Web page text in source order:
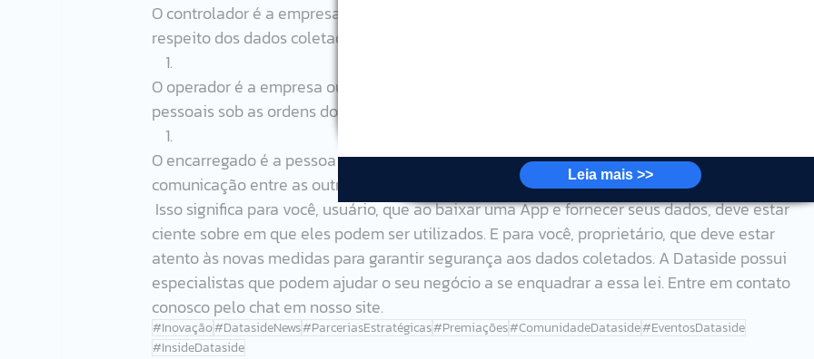
Leia mais >>
O controlador é a empresa ou pessoa física que coleta os dados pessoais e toma decisões a
respeito dos dados coletados.
O operador é a empresa ou pessoa física que faz o tratamento e o processamento dos dados
pessoais sob as ordens do controlador.
O encarregado é a pessoa física que foi indicada pelo controlador e atua como o canal de
comunicação entre as outras partes.
ciente sobre em que eles podem ser utilizados. E para você, proprietário, que deve estar
atento às novas medidas para garantir segurança aos dados coletados. A Dataside possui
especialistas que podem ajudar o seu negócio a se enquadrar a essa lei. Entre em contato
conosco pelo chat em nosso site.
#Inovação#DatasideNews#ParceriasEstratégicas#Premiações#ComunidadeDataside#EventosDataside
#InsideDataside